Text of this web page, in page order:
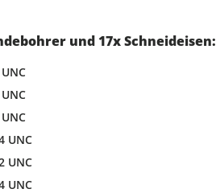
und 17x Schneideisen:
UNC
UNC
UNC